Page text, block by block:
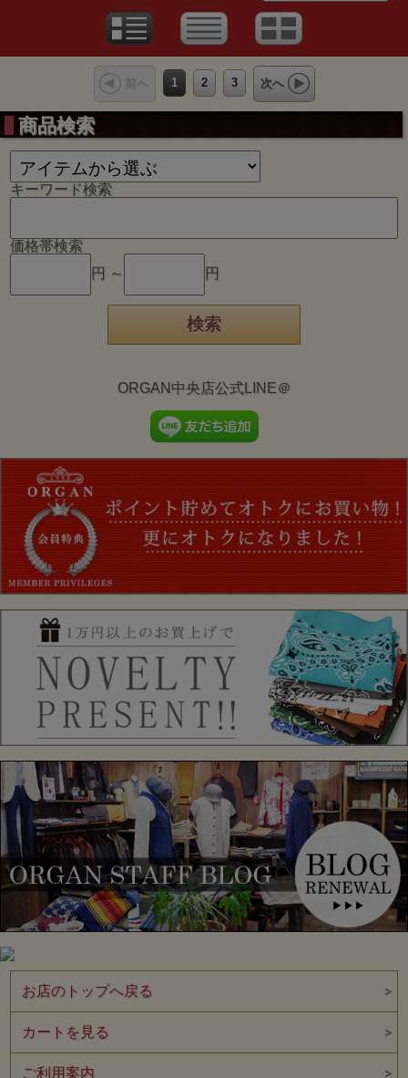
前へ 1 2 3 次へ
商品検索
キーワード検索
価格帯検索
円 ～
円
ORGAN中央店公式LINE＠
お店のトップへ戻る
カートを見る
ご利用案内